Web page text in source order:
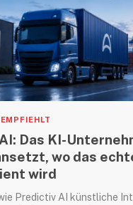
Das KI-
wo das
wird
Predictiv AI künstliche